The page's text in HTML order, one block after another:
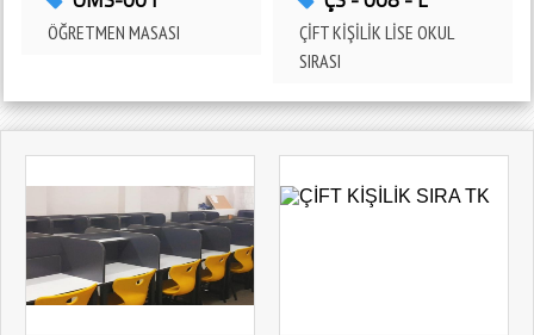
ADANA - CEYHAN
ÖĞRETMEN MASASI
ÇİFT KİŞİLİK LİSE OKUL
SIRASI